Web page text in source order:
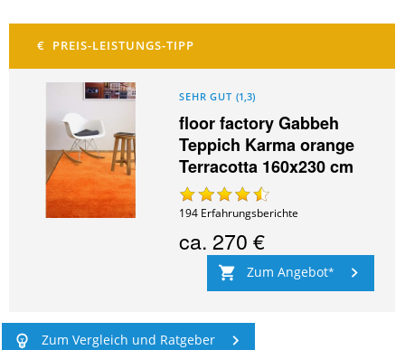
SEHR GUT (1,3)
floor factory Gabbeh
Teppich Karma orange
Terracotta 160x230 cm
194 Erfahrungsberichte
ca. 270 €
Zum Angebot
Zum Vergleich und Ratgeber